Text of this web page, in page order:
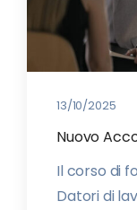
13/10/2025
Nuovo
Il corso di
Datori di